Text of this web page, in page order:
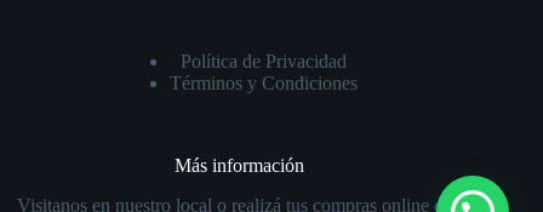
Política de Privacidad
Términos y Condiciones
Más información
Visitanos en nuestro local o realizá tus compras online con